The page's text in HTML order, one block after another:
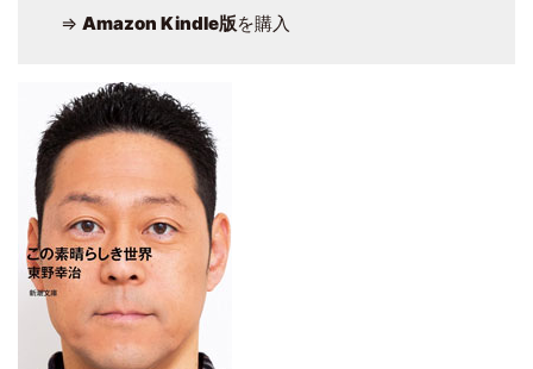
⇒ Amazon Kindle版を購入